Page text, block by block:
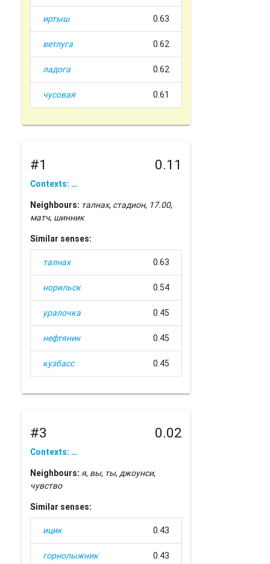
иртыш 0.63
ветлуга 0.62
ладога 0.62
чусовая 0.61
#1 0.11
Contexts: …
Neighbours: талнах, стадион, 17.00,
матч, шинник
Similar senses:
талнах 0.63
норильск 0.54
уралочка 0.45
нефтяник 0.45
кузбасс 0.45
#3 0.02
Contexts: …
Neighbours: я, вы, ты,джоунси,
чувство
Similar senses:
ицик 0.43
горнолыжник 0.43